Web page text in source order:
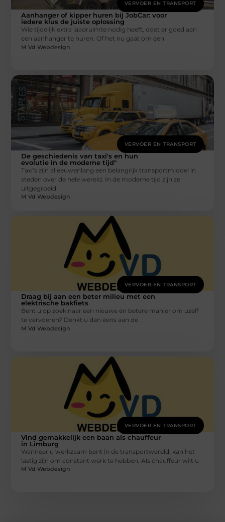
VERVOER EN TRANSPORT
Aanhanger of kipper huren bij JobCar: voor
iedere klus de juiste oplossing
Wie tijdelijk extra laadruimte nodig heeft, doet er goed aan
een aanhanger te huren. Of het nu gaat om een
M Vd Webdesign
VERVOER EN TRANSPORT
De geschiedenis van taxi's en hun
evolutie in de moderne tijd"
Taxi’s zijn al eeuwenlang een belangrijk transportmiddel in
steden over de hele wereld. In de moderne tijd zijn ze
uitgegroeid
M Vd Webdesign
VERVOER EN TRANSPORT
Draag bij aan een beter milieu met een
elektrische bakfiets
Bent u op zoek naar een nieuwe én betere manier om uzelf
te vervoeren? Denkt u dan eens aan de
M Vd Webdesign
VERVOER EN TRANSPORT
Vind gemakkelijk een baan als chauffeur
in Limburg
Wanneer u werkzaam bent in de transportwereld, kan het
lastig zijn om constant werk te hebben. Als chauffeur wilt u
M Vd Webdesign